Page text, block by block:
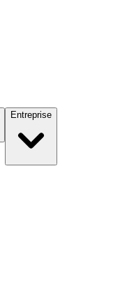
Entreprise